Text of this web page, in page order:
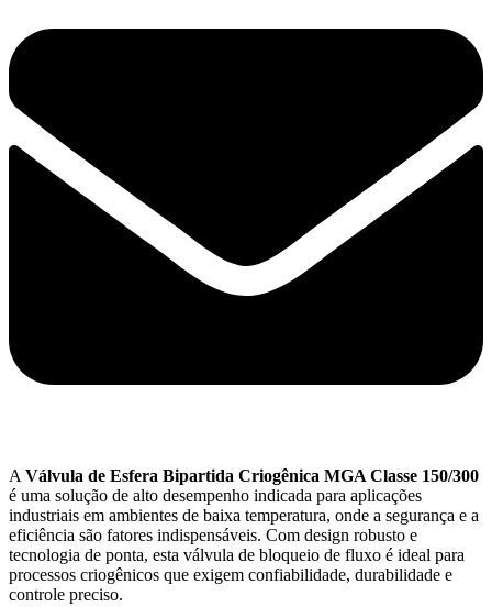
A Válvula de Esfera Bipartida Criogênica MGA Classe 150/300
é uma solução de alto desempenho indicada para aplicações
industriais em ambientes de baixa temperatura, onde a segurança e a
eficiência são fatores indispensáveis. Com design robusto e
tecnologia de ponta, esta válvula de bloqueio de fluxo é ideal para
processos criogênicos que exigem confiabilidade, durabilidade e
controle preciso.